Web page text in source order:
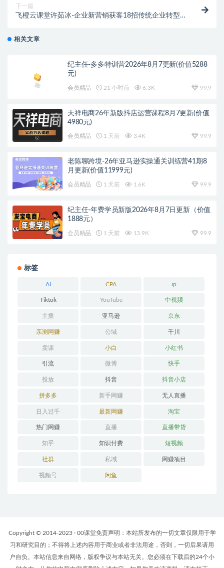
下一篇
飞橙云课堂许茹冰-企业新营销获客18招传统企业转型
相关文章
纪主任-多多特训营2026年8月7更新(价值5288
元)
会员精品 21 小时前 6.3K 99.9
天祥电商26年新版抖店运营课程8月7更新(价值
4980元)
会员精品 1 天前 3.4K 99.9
老陈聊跨境-26年亚马逊实操通关训练营41期8
月更新(价值11999元)
会员精品 1 天前 1.6K 99.9
纪主任-年费学员新版2026年8月7日更新（价值
1888元）
会员精品 1 天前 13.9K 99.9
标签
AI CPA ip
Tiktok YouTube 中视频
主播 亚马逊 京东
亲测网赚 公域 千川
卖课 小白 小红书
引流 微博 快手
投放 抖音 抖音小店
拼多多 新手网赚 无人直播
日入过千 最新网赚 淘宝
热门网赚 直播 直播带货
知乎 知识付费 短视频
社群 私域 网赚项目
视频号 闲鱼
Copyright © 2014-2023 · 00课堂免责声明：本站所发布的一切文章仅限用于学
习和研究目的；不得将上述内容用于商业或者非法用途，否则，一切后果请用
户自负。本站信息来自网络，版权争议与本站无关。您必须在下载后的24个小